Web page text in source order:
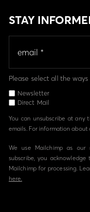
STAY
Please select all the
Newsletter
Direct Mail
You can unsubscribe at
emails. For information about
We use Mailchimp as our
subscribe, you
Mailchimp for processing.
here.